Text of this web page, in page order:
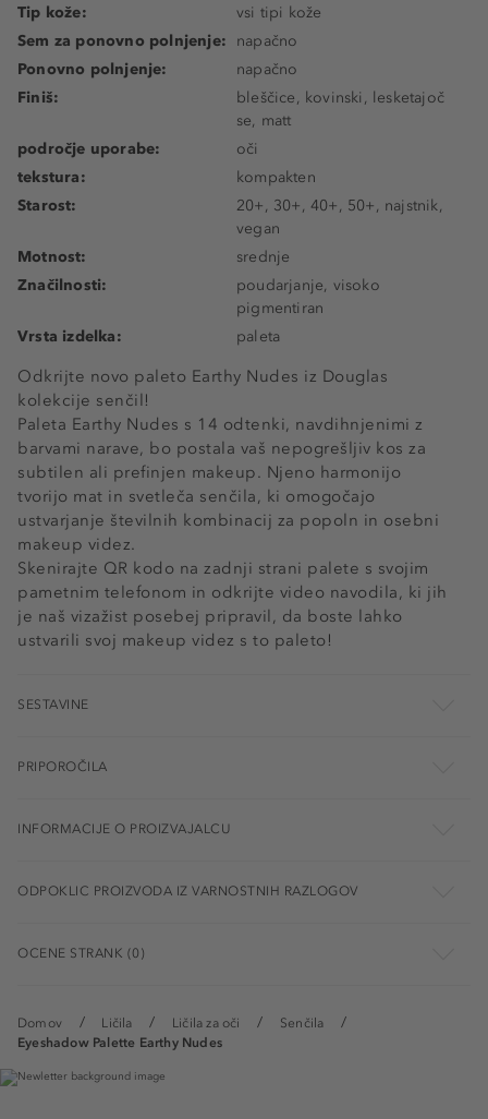
Domov Ličila Ličila za oči
Senčila
Eyeshadow Palette Earthy Nudes
Odkrijte novo paleto Earthy Nudes iz Douglas
kolekcije senčil!
Paleta Earthy Nudes s 14 odtenki, navdihnjenimi z
barvami narave, bo postala vaš nepogrešljiv kos za
subtilen ali prefinjen makeup. Njeno harmonijo
tvorijo mat in svetleča senčila, ki omogočajo
ustvarjanje številnih kombinacij za popoln in osebni
makeup videz.
Skenirajte QR kodo na zadnji strani palete s svojim
pametnim telefonom in odkrijte video navodila, ki jih
je naš vizažist posebej pripravil, da boste lahko
ustvarili svoj makeup videz s to paleto!
Tip kože:
vsi tipi kože
Sem za ponovno polnjenje:
napačno
Ponovno polnjenje:
napačno
Finiš:
bleščice, kovinski, lesketajoč
se, matt
področje uporabe:
oči
tekstura:
kompakten
Starost:
20+, 30+, 40+, 50+, najstnik,
vegan
Motnost:
srednje
Značilnosti:
poudarjanje, visoko
pigmentiran
Vrsta izdelka:
paleta
SESTAVINE
PRIPOROČILA
INFORMACIJE O PROIZVAJALCU
ODPOKLIC PROIZVODA IZ VARNOSTNIH RAZLOGOV
OCENE STRANK (0)